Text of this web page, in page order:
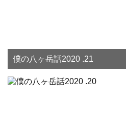
僕の八ヶ岳話2020 .21